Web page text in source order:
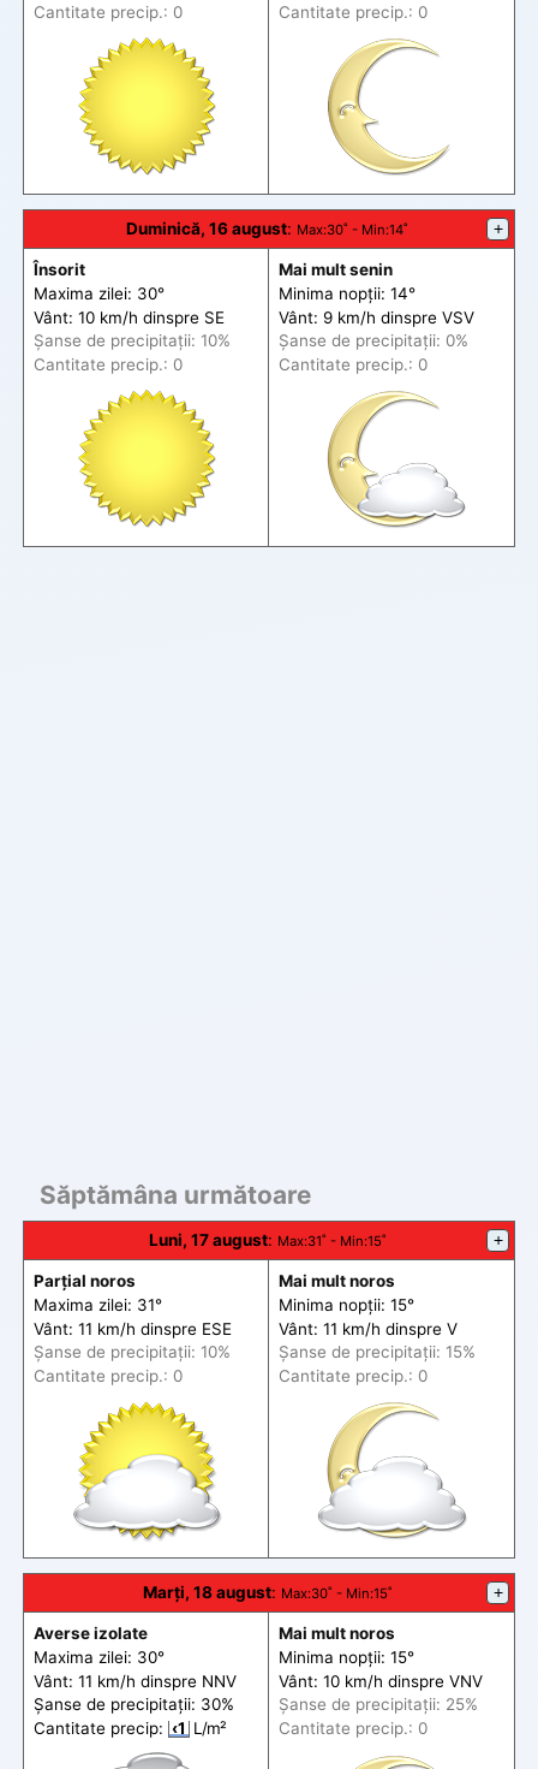
Cantitate precip.: 0
Cantitate precip.: 0
Duminică, 16 august: Max:30˚ - Min:14˚ +
Însorit
Maxima zilei: 30°
Vânt: 10 km/h dinspre SE
Șanse de precipitații: 10%
Cantitate precip.: 0
Mai mult senin
Minima nopții: 14°
Vânt: 9 km/h dinspre VSV
Șanse de precipitații: 0%
Cantitate precip.: 0
Săptămâna următoare
Luni, 17 august: Max:31˚ - Min:15˚ +
Parțial noros
Maxima zilei: 31°
Vânt: 11 km/h dinspre ESE
Șanse de precipitații: 10%
Cantitate precip.: 0
Mai mult noros
Minima nopții: 15°
Vânt: 11 km/h dinspre V
Șanse de precipitații: 15%
Cantitate precip.: 0
Marți, 18 august: Max:30˚ - Min:15˚ +
Averse izolate
Maxima zilei: 30°
Vânt: 11 km/h dinspre NNV
Șanse de precipitații: 30%
Cantitate precip: ‹1 L/m²
Mai mult noros
Minima nopții: 15°
Vânt: 10 km/h dinspre VNV
Șanse de precipitații: 25%
Cantitate precip.: 0